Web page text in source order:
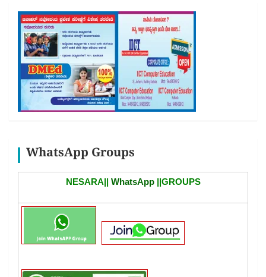
WhatsApp Groups
NESARA|| WhatsApp||GROUPS